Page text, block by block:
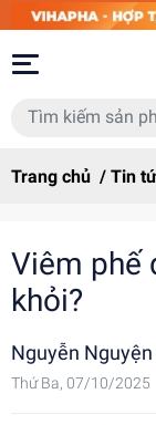
Trang chủ / Tin
Viêm phế
khỏi?
Nguyễn Nguyện
Thứ Ba, 07/10/2025